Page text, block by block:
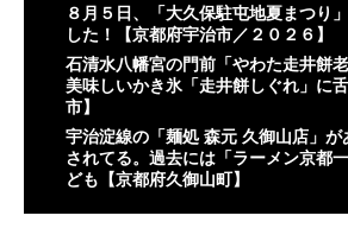
８月５日、「大久保駐屯地夏まつり
した！【京都府宇治市／２０２６】
石清水八幡宮の門前「やわた走井餅
美味しいかき氷「走井餅しぐれ」に
市】
宇治淀線の「麺処 森元 久御山店」
されてる。過去には「ラーメン京都
ども【京都府久御山町】